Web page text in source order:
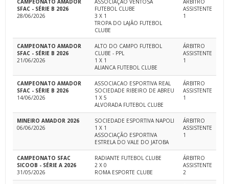
CAMPEONATO AMADOR
SFAC - SÉRIE B 2026
28/06/2026
ASSOCIAÇÃO VENTOSA
FUTEBOL CLUBE
3 X 1
TROPA DO LAJÃO FUTEBOL
CLUBE
ÁRBITRO
ASSISTENTE
1
CAMPEONATO AMADOR
SFAC - SÉRIE B 2026
21/06/2026
ALTO DO CAMPO FUTEBOL
CLUBE - PPL
1 X 1
ALIANCA FUTEBOL CLUBE
ÁRBITRO
ASSISTENTE
1
CAMPEONATO AMADOR
SFAC - SÉRIE B 2026
14/06/2026
ASSOCIACAO ESPORTIVA REAL
SOCIEDADE RIBEIRO DE ABREU
1 X 5
ALVORADA FUTEBOL CLUBE
ÁRBITRO
ASSISTENTE
1
MINEIRO AMADOR 2026
06/06/2026
SOCIEDADE ESPORTIVA NAPOLI
1 X 1
ASSOCIAÇÃO ESPORTIVA
ESTRELA DO VALE DO JATOBA
ÁRBITRO
ASSISTENTE
1
CAMPEONATO SFAC
SICOOB - SÉRIE A 2026
31/05/2026
RADIANTE FUTEBOL CLUBE
2 X 0
ROMA ESPORTE CLUBE
ÁRBITRO
ASSISTENTE
2